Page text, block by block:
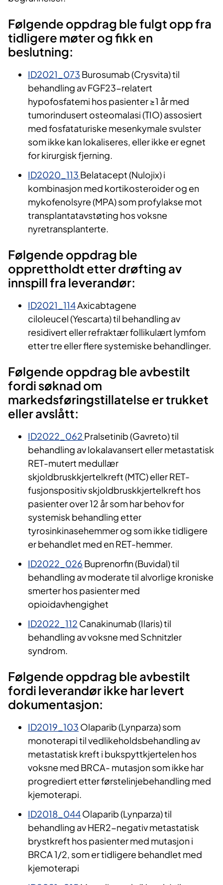
Følgende oppdrag ble fulgt opp fra
tidligere møter og fikk en
beslutning:
ID2021_073 Burosumab (Crysvita) til
behandling av FGF23-relatert
hypofosfatemi hos pasienter ≥1 år med
tumorindusert osteomalasi (TIO) assosiert
med fosfataturiske mesenkymale svulster
som ikke kan lokaliseres, eller ikke er egnet
for kirurgisk fjerning.
ID2020_113 Belatacept (Nulojix) i
kombinasjon med kortikosteroider og en
mykofenolsyre (MPA) som profylakse mot
transplantatavstøting hos voksne
nyretransplanterte.
Følgende oppdrag ble
opprettholdt etter drøfting av
innspill fra leverandør:
ID2021_114Axicabtagene
ciloleucel (Yescarta) til behandling av
residivert eller refraktær follikulært lymfom
etter tre eller flere systemiske behandlinger.
Følgende oppdrag ble avbestilt
fordi søknad om
markedsføringstillatelse er trukket
eller avslått:
ID2022_062 Pralsetinib (Gavreto) til
behandling av lokalavansert eller metastatisk
RET-mutert medullær
skjoldbruskkjertelkreft (MTC) eller RET-
fusjonspositiv skjoldbruskkjertelkreft hos
pasienter over 12 år som har behov for
systemisk behandling etter
tyrosinkinasehemmer og som ikke tidligere
er behandlet med en RET-hemmer.
ID2022_026 Buprenorfin (Buvidal) til
behandling av moderate til alvorlige kroniske
smerter hos pasienter med
opioidavhengighet
ID2022_112 Canakinumab (Ilaris) til
behandling av voksne med Schnitzler
syndrom.
Følgende oppdrag ble avbestilt
fordi leverandør ikke har levert
dokumentasjon:
ID2019_103 Olaparib (Lynparza) som
monoterapi til vedlikeholdsbehandling av
metastatisk kreft i bukspyttkjertelen hos
voksne med BRCA- mutasjon som ikke har
progrediert etter førstelinjebehandling med
kjemoterapi.
ID2018_044Olaparib (Lynparza) til
behandling av HER2-negativ metastatisk
brystkreft hos pasienter med mutasjon i
BRCA 1/2, som er tidligere behandlet med
kjemoterapi